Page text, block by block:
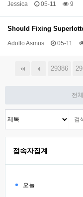
Jessica 05-11 9
Should Fixing
Adolfo Asmus 05-11
29386
전
접속자집계
오늘